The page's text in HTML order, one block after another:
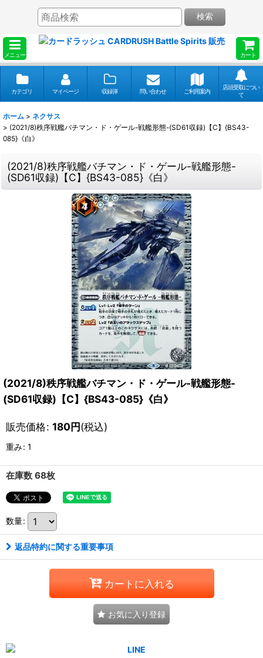
メニュー カート
検索
カテゴリ マイページ 収録弾 問い合わせ ご利用案内
店頭受取につい
て
ホーム > ネクサス
> (2021/8)秩序戦艦バチマン・ド・ゲール-戦艦形態-(SD61収録)【C】{BS43-
085}《白》
(2021/8)秩序戦艦バチマン・ド・ゲール-戦艦形態-
(SD61収録)【C】{BS43-085}《白》
(2021/8)秩序戦艦バチマン・ド・ゲール-戦艦形態-
(SD61収録)【C】{BS43-085}《白》
販売価格: 180円(税込)
重み: 1
在庫数 68枚
数量:
返品特約に関する重要事項
カートに入れる
お気に入り登録